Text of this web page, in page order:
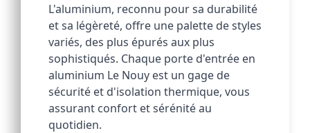
L'aluminium, reconnu pour sa durabilité
et sa légèreté, offre une palette de styles
variés, des plus épurés aux plus
sophistiqués. Chaque porte d'entrée en
aluminium Le Nouy est un gage de
sécurité et d'isolation thermique, vous
assurant confort et sérénité au
quotidien.